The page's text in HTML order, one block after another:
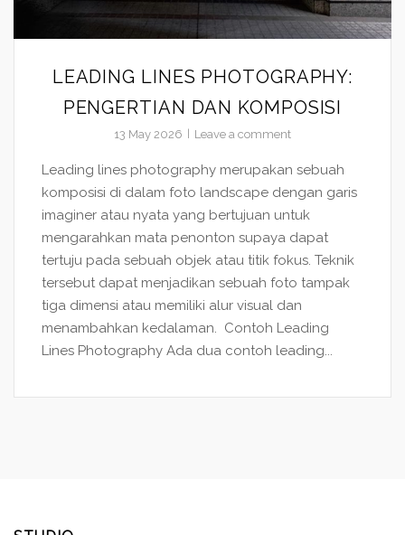
LEADING LINES PHOTOGRAPHY:
PENGERTIAN DAN KOMPOSISI
13 May 2026 Leave a comment
Leading lines photography merupakan sebuah
komposisi di dalam foto landscape dengan garis
imaginer atau nyata yang bertujuan untuk
mengarahkan mata penonton supaya dapat
tertuju pada sebuah objek atau titik fokus. Teknik
tersebut dapat menjadikan sebuah foto tampak
tiga dimensi atau memiliki alur visual dan
menambahkan kedalaman. Contoh Leading
Lines Photography Ada dua contoh leading...